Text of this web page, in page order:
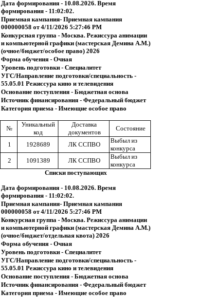
Дата формирования - 10.08.2026. Время
формирования - 11:02:02.
Приемная кампания- Приемная кампания
000000058 от 4/11/2026 5:27:46 PM
Конкурсная группа - Москва. Режиссура анимации
и компьютерной графики (мастерская Демина А.М.)
(очное/бюджет/особое право) 2026
Форма обучения - Очная
Уровень подготовки - Специалитет
УГС/Направление подготовки/специальность -
55.05.01 Режиссура кино и телевидения
Основание поступления - Бюджетная основа
Источник финансирования - Федеральный бюджет
Категория приема - Имеющие особое право
№
Уникальный
код
Доставка
документов
Состояние
1 1928689 ЛК ССПВО
Выбыл из
конкурса
2
1091389 ЛК ССПВО
Выбыл из
конкурса
Списки поступающих
Дата формирования - 10.08.2026. Время
формирования - 11:02:02.
Приемная кампания- Приемная кампания
000000058 от 4/11/2026 5:27:46 PM
Конкурсная группа - Москва. Режиссура анимации
и компьютерной графики (мастерская Демина А.М.)
(очное/бюджет/отдельная квота) 2026
Форма обучения - Очная
Уровень подготовки - Специалитет
УГС/Направление подготовки/специальность -
55.05.01 Режиссура кино и телевидения
Основание поступления - Бюджетная основа
Источник финансирования - Федеральный бюджет
Категория приема - Имеющие особое право